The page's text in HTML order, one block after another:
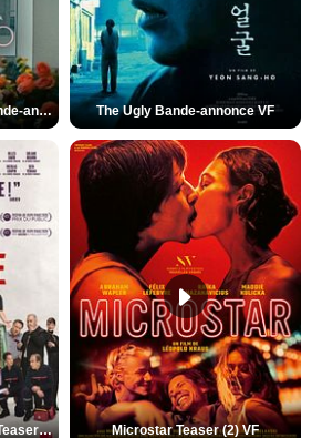
Des Fleurs pour Tokyo Bande-annonce VO STFR The Ugly Bande-annonce VF
De la Comédie-Française Teaser (3) VF Microstar Teaser (2) VF